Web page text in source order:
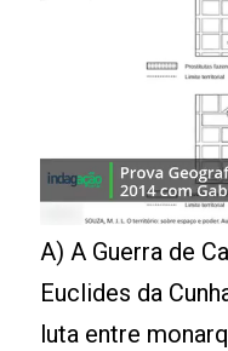
A) A Guerra de
Euclides da
luta entre